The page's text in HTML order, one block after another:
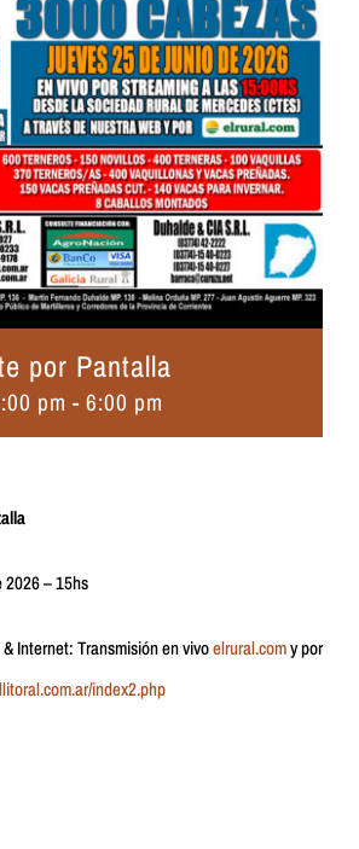
por Pantalla
pm - 6:00 pm
2026 – 15hs
Internet: Transmisión en vivoelrural.comy por
index2.php